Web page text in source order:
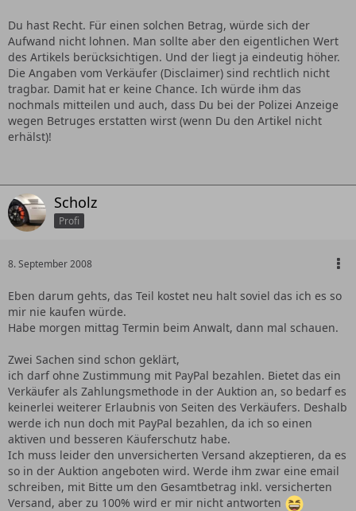
Du hast Recht. Für einen solchen Betrag, würde sich der
Aufwand nicht lohnen. Man sollte aber den eigentlichen Wert
des Artikels berücksichtigen. Und der liegt ja eindeutig höher.
Die Angaben vom Verkäufer (Disclaimer) sind rechtlich nicht
tragbar. Damit hat er keine Chance. Ich würde ihm das
nochmals mitteilen und auch, dass Du bei der Polizei Anzeige
wegen Betruges erstatten wirst (wenn Du den Artikel nicht
erhälst)!
Scholz
Profi
8. September 2008
Eben darum gehts, das Teil kostet neu halt soviel das ich es so
mir nie kaufen würde.
Habe morgen mittag Termin beim Anwalt, dann mal schauen.
Zwei Sachen sind schon geklärt,
ich darf ohne Zustimmung mit PayPal bezahlen. Bietet das ein
Verkäufer als Zahlungsmethode in der Auktion an, so bedarf es
keinerlei weiterer Erlaubnis von Seiten des Verkäufers. Deshalb
werde ich nun doch mit PayPal bezahlen, da ich so einen
aktiven und besseren Käuferschutz habe.
Ich muss leider den unversicherten Versand akzeptieren, da es
so in der Auktion angeboten wird. Werde ihm zwar eine email
schreiben, mit Bitte um den Gesamtbetrag inkl. versicherten
Versand, aber zu 100% wird er mir nicht antworten